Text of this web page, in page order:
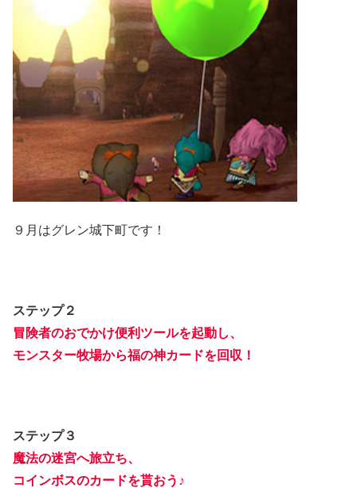
９月はグレン城下町です！
ステップ２
冒険者のおでかけ便利ツールを起動し、
モンスター牧場から福の神カードを回収！
ステップ３
魔法の迷宮へ旅立ち、
コインボスのカードを貰おう♪